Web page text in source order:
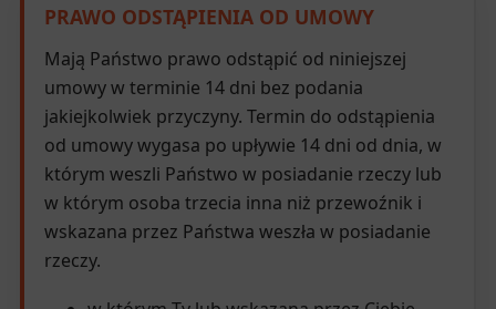
PRAWO ODSTĄPIENIA OD UMOWY
Mają Państwo prawo odstąpić od niniejszej
umowy w terminie 14 dni bez podania
jakiejkolwiek przyczyny. Termin do odstąpienia
od umowy wygasa po upływie 14 dni od dnia, w
którym weszli Państwo w posiadanie rzeczy lub
w którym osoba trzecia inna niż przewoźnik i
wskazana przez Państwa weszła w posiadanie
rzeczy.